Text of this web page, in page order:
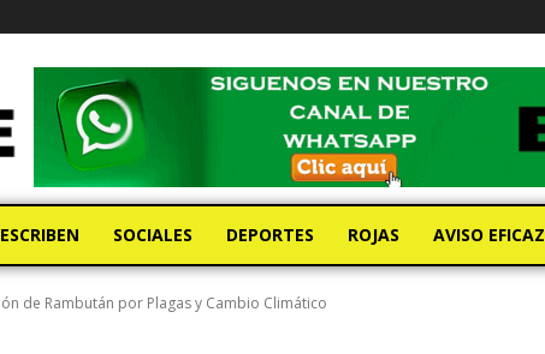
SOCIALES DEPORTES ROJAS AVISO EFICAZ
de Rambután por Plagas y Cambio Climático